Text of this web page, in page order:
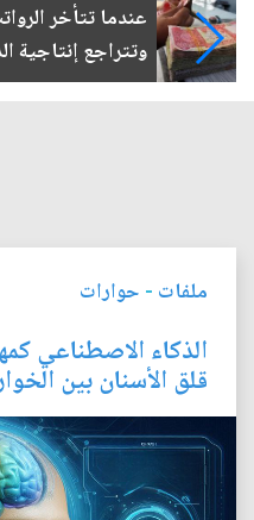
صمت الطريق بعد
ملفات - حوارات
الذكاء الاصطناعي
قلق الأسنان بين